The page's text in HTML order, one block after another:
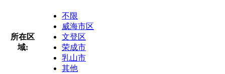
所在区
域:
不限
威海市区
文登区
荣成市
乳山市
其他